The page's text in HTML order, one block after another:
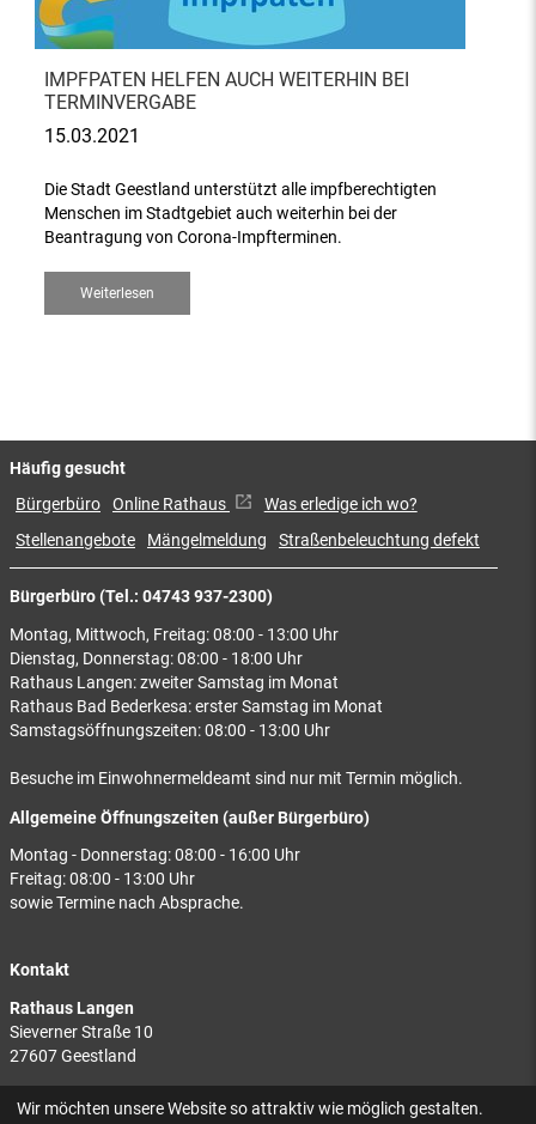
IMPFPATEN HELFEN AUCH WEITERHIN BEI
TERMINVERGABE
15.03.2021
Die Stadt Geestland unterstützt alle impfberechtigten
Menschen im Stadtgebiet auch weiterhin bei der
Beantragung von Corona-Impfterminen.
Weiterlesen
Bürgerbüro (Tel.: 04743 937-2300)
Montag, Mittwoch, Freitag: 08:00 - 13:00 Uhr
Dienstag, Donnerstag: 08:00 - 18:00 Uhr
Rathaus Langen: zweiter Samstag im Monat
Rathaus Bad Bederkesa: erster Samstag im Monat
Samstagsöffnungszeiten: 08:00 - 13:00 Uhr
Besuche im Einwohnermeldeamt sind nur mit Termin möglich.
Allgemeine Öffnungszeiten (außer Bürgerbüro)
Montag - Donnerstag: 08:00 - 16:00 Uhr
Freitag: 08:00 - 13:00 Uhr
sowie Termine nach Absprache.
Kontakt
Rathaus Langen
Sieverner Straße 10
27607 Geestland
Rathaus Bad Bederkesa
Häufig gesucht
Bürgerbüro Online Rathaus
Was erledige ich wo?
Stellenangebote
Mängelmeldung Straßenbeleuchtung defekt
Wir möchten unsere Website so attraktiv wie möglich gestalten.